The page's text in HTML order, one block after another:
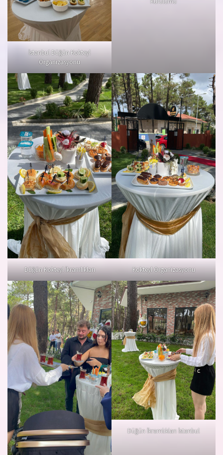
İstanbul Düğün Kokteyl
Organizasyonu
Düğün Kokteyl İkramlıkları Kokteyl Organizasyonu
Düğün İkramlıkları İstanbul